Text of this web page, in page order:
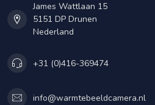
James Wattlaan 15
5151 DP Drunen
Nederland
+31 (0)416-369474
info@warmtebeeldcamera.nl